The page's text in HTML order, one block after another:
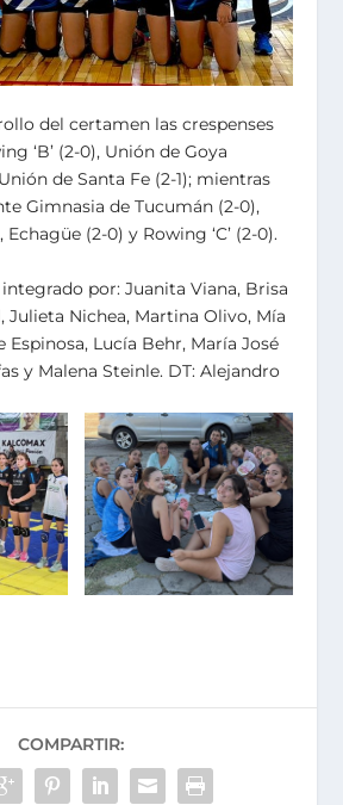
del certamen las crespenses
‘B’ (2-0), Unión de Goya
de Santa Fe (2-1); mientras
Gimnasia de Tucumán (2-0),
Echagüe (2-0) y Rowing ‘C’ (2-0).
por: Juanita Viana, Brisa
Julieta Nichea, Martina Olivo, Mía
Espinosa, Lucía Behr, María José
y Malena Steinle. DT: Alejandro
COMPARTIR: